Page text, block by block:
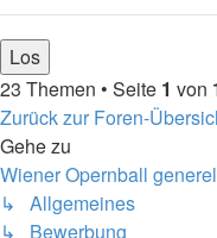
23 Themen • Seite 1 von
Zurück zur Foren-
Gehe zu
Wiener Opernball
↳ Allgemeines
↳ Bewerbung